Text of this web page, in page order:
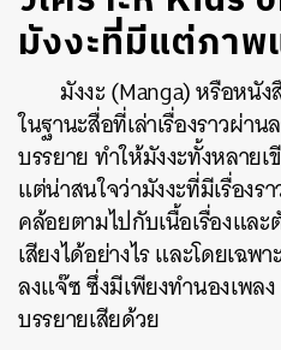
มังงะที่มีแต่ภาพ
มังงะ (Manga) หรือหนั
ในฐานะสื่อที่เล่าเรื่องราวผ่า
บรรยาย ทำให้มังงะทั้งหลาย
แต่น่าสนใจว่ามังงะที่มีเรื่อง
คล้อยตามไปกับเนื้อเรื่องแล
เสียงได้อย่างไร และโดยเฉพ
ลงแจ๊ซ ซึ่งมีเพียงทำนองเพล
บรรยายเสียด้วย